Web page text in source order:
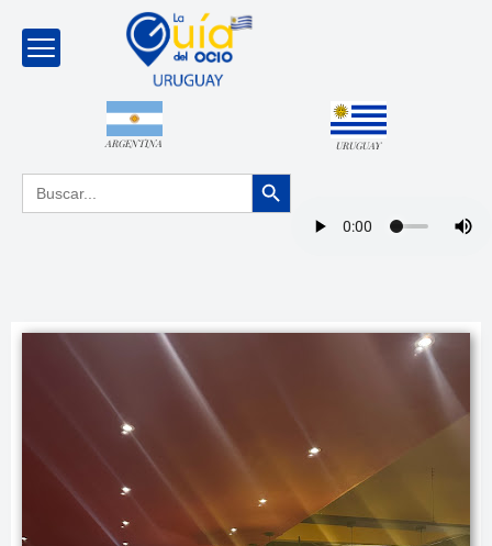
ARGENTINA URUGUAY
Buscar: Botón de búsqueda